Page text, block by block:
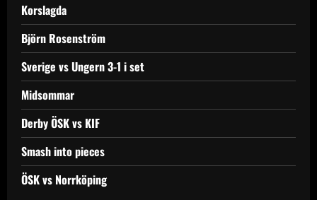
Korslagda
Björn Rosenström
Sverige vs Ungern 3-1 i set
Midsommar
Derby ÖSK vs KIF
Smash into pieces
ÖSK vs Norrköping